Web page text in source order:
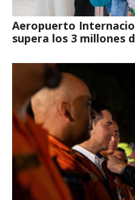
Aeropuerto
supera los 3 millones